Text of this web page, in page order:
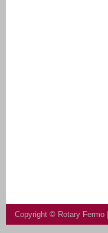
Copyright © Rotary Fermo